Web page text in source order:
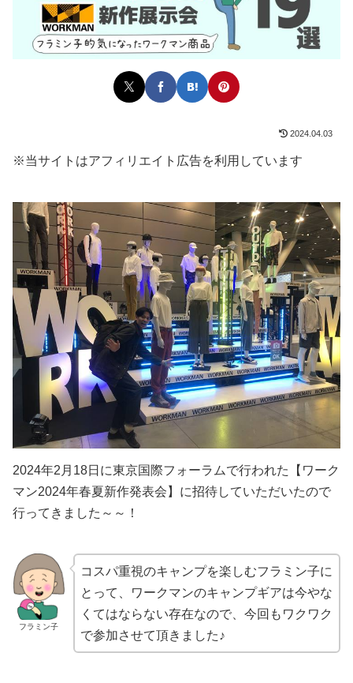
2024.04.03
※当サイトはアフィリエイト広告を利用しています
2024年2月18日に東京国際フォーラムで行われた【ワーク
マン2024年春夏新作発表会】に招待していただいたので
行ってきました～～！
フラミン子
コスパ重視のキャンプを楽しむフラミン子に
とって、ワークマンのキャンプギアは今やな
くてはならない存在なので、今回もワクワク
で参加させて頂きました♪